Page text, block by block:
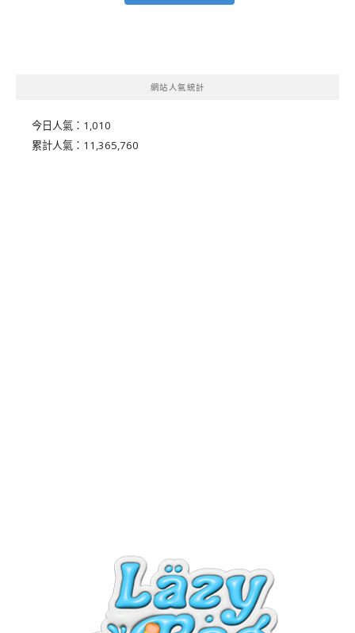
網站人氣統計
今日人氣： 1,010
累計人氣： 11,365,760